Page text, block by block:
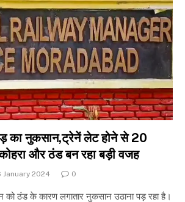
का नुकसान,ट्रेनें लेट होने से 20
और ठंड बन रहा बड़ी वजह
January 2024 0
को ठंड के कारण लगातार नुकसान उठाना पड़ रहा है।